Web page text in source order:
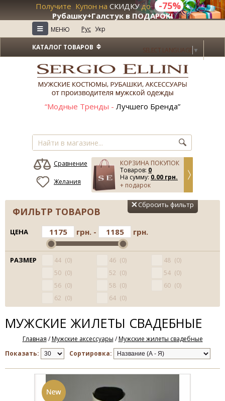
Получите Купон на СКИДКУдо -75% +
Рубашку+Галстук в ПОДАРОК!
≡ МЕНЮ Рус Укр
SELECT LANGUAGE ▼
КАТАЛОГ ТОВАРОВ
“Модные Тренды - Лучшего Бренда”
КОРЗИНА ПОКУПОК
Товаров: 0
На сумму: 0.00 грн.
+ подарок
Сравнение
Желания
ФИЛЬТР ТОВАРОВ
Сбросить фильтр
ЦЕНА грн. - грн.
РАЗМЕР 44 0 46 0 48
0
50
0 52 0 54
0
56
0 58 0 60
0
62
0 64 0
МУЖСКИЕ ЖИЛЕТЫ СВАДЕБНЫЕ
Главная /Мужские аксессуары /Мужские жилеты свадебные
Показать:
Сортировка: